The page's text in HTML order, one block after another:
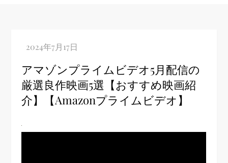
アマゾンプライムビデオ5月配信の
厳選良作映画5選【おすすめ映画紹
介】【Amazonプライムビデオ】